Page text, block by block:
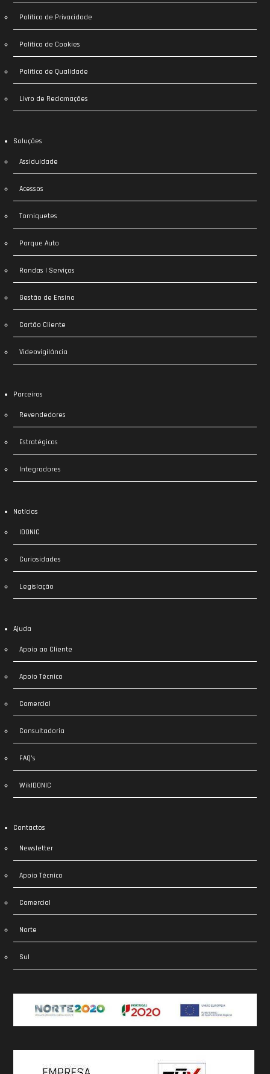
Política de Privacidade
Política de Cookies
Política de Qualidade
Livro de Reclamações
Soluções
Assiduidade
Acessos
Torniquetes
Parque Auto
Rondas | Serviços
Gestão de Ensino
Cartão Cliente
Videovigilância
Parceiros
Revendedores
Estratégicos
Integradores
Notícias
IDONIC
Curiosidades
Legislação
Ajuda
Apoio ao Cliente
Apoio Técnico
Comercial
Consultadoria
FAQ’s
WikIDONIC
Contactos
Newsletter
Apoio Técnico
Comercial
Norte
Sul